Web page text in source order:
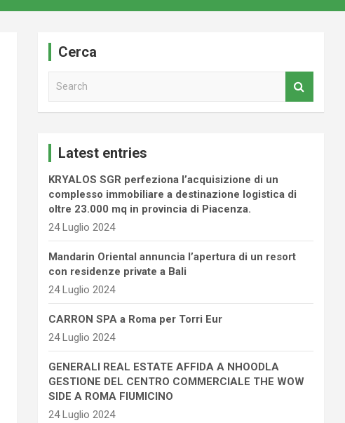
Cerca
Latest entries
KRYALOS SGR perfeziona l’acquisizione di un
complesso immobiliare a destinazione logistica di
oltre 23.000 mq in provincia di Piacenza.
24 Luglio 2024
Mandarin Oriental annuncia l’apertura di un resort
con residenze private a Bali
24 Luglio 2024
CARRON SPA a Roma per Torri Eur
24 Luglio 2024
GENERALI REAL ESTATE AFFIDA A NHOODLA
GESTIONE DEL CENTRO COMMERCIALE THE WOW
SIDE A ROMA FIUMICINO
24 Luglio 2024